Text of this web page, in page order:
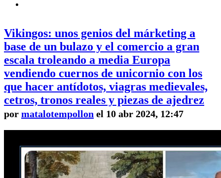
Vikingos: unos genios del márketing a
base de un bulazo y el comercio a gran
escala troleando a media Europa
vendiendo cuernos de unicornio con los
que hacer antídotos, viagras medievales,
cetros, tronos reales y piezas de ajedrez
por matalotempollon el 10 abr 2024, 12:47